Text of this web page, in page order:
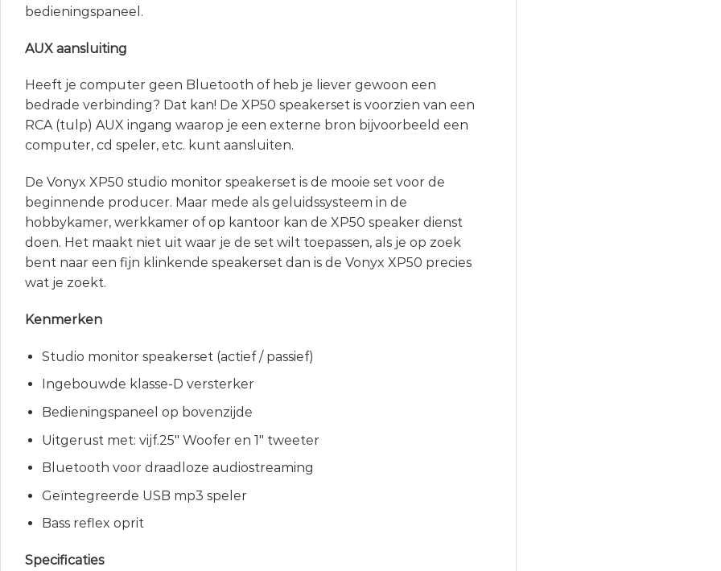
bedieningspaneel.
AUX aansluiting
Heeft je computer geen Bluetooth of heb je liever gewoon een
bedrade verbinding? Dat kan! De XP50 speakerset is voorzien van een
RCA (tulp) AUX ingang waarop je een externe bron bijvoorbeeld een
computer, cd speler, etc. kunt aansluiten.
De Vonyx XP50 studio monitor speakerset is de mooie set voor de
beginnende producer. Maar mede als geluidssysteem in de
hobbykamer, werkkamer of op kantoor kan de XP50 speaker dienst
doen. Het maakt niet uit waar je de set wilt toepassen, als je op zoek
bent naar een fijn klinkende speakerset dan is de Vonyx XP50 precies
wat je zoekt.
Kenmerken
Studio monitor speakerset (actief / passief)
Ingebouwde klasse-D versterker
Bedieningspaneel op bovenzijde
Uitgerust met: vijf.25″ Woofer en 1″ tweeter
Bluetooth voor draadloze audiostreaming
Geïntegreerde USB mp3 speler
Bass reflex oprit
Specificaties